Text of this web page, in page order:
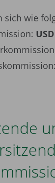
sich wie